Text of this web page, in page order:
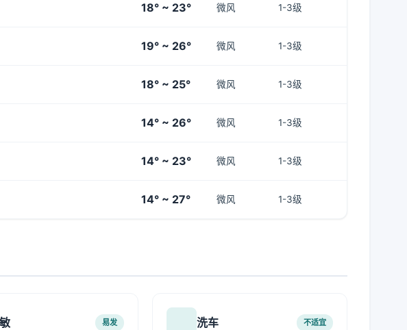
18° ~ 23° 微风 1-3级
19° ~ 26° 微风 1-3级
18° ~ 25° 微风 1-3级
14° ~ 26° 微风 1-3级
14° ~ 23° 微风 1-3级
14° ~ 27° 微风 1-3级
易发 洗车 不适宜